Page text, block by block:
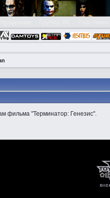
фильма "Терминатор: Генезис".